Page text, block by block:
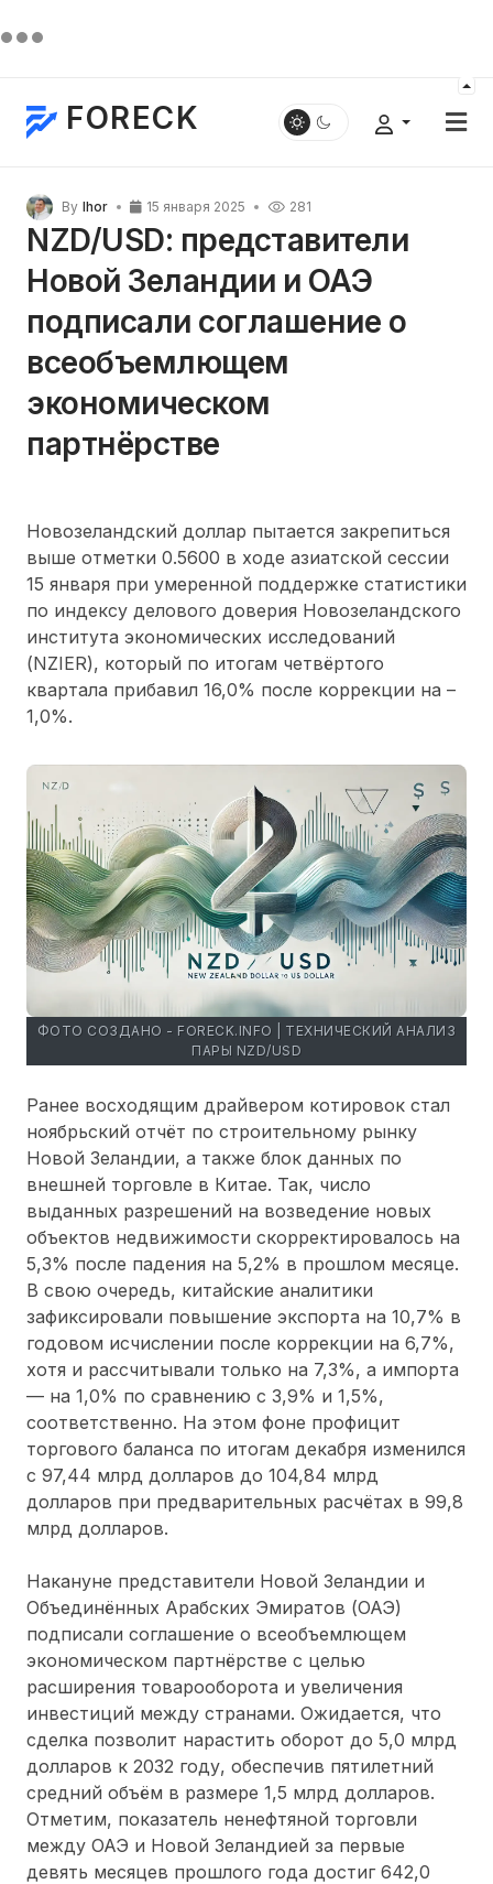
FORECK
By Ihor 15 января 2025 281
NZD/USD: представители
Новой Зеландии и ОАЭ
подписали соглашение о
всеобъемлющем
экономическом
партнёрстве
Новозеландский доллар пытается закрепиться
выше отметки 0.5600 в ходе азиатской сессии
15 января при умеренной поддержке статистики
по индексу делового доверия Новозеландского
института экономических исследований
(NZIER), который по итогам четвёртого
квартала прибавил 16,0% после коррекции на –
1,0%.
ФОТО СОЗДАНО - FORECK.INFO | ТЕХНИЧЕСКИЙ АНАЛИЗ
ПАРЫ NZD/USD
Ранее восходящим драйвером котировок стал
ноябрьский отчёт по строительному рынку
Новой Зеландии, а также блок данных по
внешней торговле в Китае. Так, число
выданных разрешений на возведение новых
объектов недвижимости скорректировалось на
5,3% после падения на 5,2% в прошлом месяце.
В свою очередь, китайские аналитики
зафиксировали повышение экспорта на 10,7% в
годовом исчислении после коррекции на 6,7%,
хотя и рассчитывали только на 7,3%, а импорта
— на 1,0% по сравнению с 3,9% и 1,5%,
соответственно. На этом фоне профицит
торгового баланса по итогам декабря изменился
с 97,44 млрд долларов до 104,84 млрд
долларов при предварительных расчётах в 99,8
млрд долларов.
Накануне представители Новой Зеландии и
Объединённых Арабских Эмиратов (ОАЭ)
подписали соглашение о всеобъемлющем
экономическом партнёрстве с целью
расширения товарооборота и увеличения
инвестиций между странами. Ожидается, что
сделка позволит нарастить оборот до 5,0 млрд
долларов к 2032 году, обеспечив пятилетний
средний объём в размере 1,5 млрд долларов.
Отметим, показатель ненефтяной торговли
между ОАЭ и Новой Зеландией за первые
девять месяцев прошлого года достиг 642,0